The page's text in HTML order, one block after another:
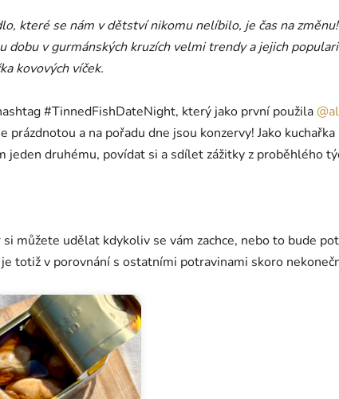
které se nám v dětství nikomu nelíbilo, je čas na
dobu v gurmánských kruzích velmi trendy a jejich
kovových víček.
#TinnedFishDateNight, který jako první použila
a na pořadu dne jsou konzervy! Jako
druhému, povídat si a sdílet zážitky z proběhlého
můžete udělat kdykoliv se vám zachce, nebo to bude
totiž v porovnání s ostatními potravinami skoro